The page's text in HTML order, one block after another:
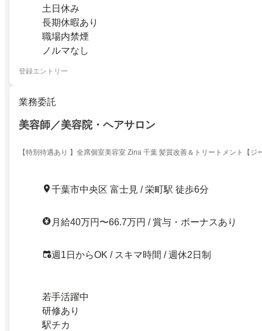
土日休み
長期休暇あり
職場内禁煙
ノルマなし
登録エントリー
業務委託
美容師／美容院・ヘアサロン
【特別待遇あり 】全席個室美容室 Zina 千葉 髪質改善＆トリートメント【ジ
千葉市中央区 富士見 / 栄町駅 徒歩6分
月給40万円〜66.7万円 / 賞与・ボーナスあり
週1日からOK / スキマ時間 / 週休2日制
若手活躍中
研修あり
駅チカ